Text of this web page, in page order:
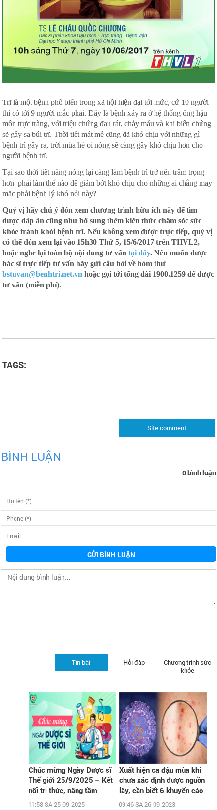
Trĩ là một bệnh phổ biến trong xã hội hiện đại tới mức, cứ 10 người
thì có tới 9 người mắc phải. Đây là bệnh xảy ra ở hệ thống ống hậu
môn trực tràng, với triệu chứng đau rát, chảy máu và khi biến chứng
sẽ gây sa búi trĩ. Thời tiết mát mẻ cũng đã khó chịu với những gì
bệnh trĩ gây ra, trời mùa hè oi nóng sẽ càng gây khó chịu hơn cho
người bệnh trĩ.
Tại sao thời tiết nắng nóng lại càng làm bệnh trĩ trở nên trầm trọng
hơn, phải làm thế nào để giảm bớt khó chịu cho những ai chẳng may
mắc phải bệnh lý khó nói này?
Quý vị hãy chú ý đón xem chương trình hữu ích này để tìm
được đáp án cũng như bổ sung thêm kiến thức chăm sóc sức
khỏe tránh khỏi bệnh trĩ. Nếu không xem được trực tiếp, quý vị
có thể đón xem lại vào 15h30 Thứ 5, 15/6/2017 trên THVL2,
hoặc nghe lại toàn bộ nội dung tư vấn tại đây. Nếu muốn được
bác sĩ trực tiếp tư vấn hãy gửi câu hỏi về hòm thư
bstuvan@benhtri.net.vn hoặc gọi tới tổng đài 1900.1259 để được
tư vấn (miễn phí).
TAGS:
Site comment
BÌNH LUẬN
0 bình luận
GỬI BÌNH LUẬN
Chương trình sức
khỏe
Hỏi đáp
Tin bài
Chúc mừng Ngày Dược sĩ
Thế giới 25/9/2025 – Kết
nối tri thức, nâng tầm
chăm sóc sức khỏe cộng
11:58 SA 25-09-2025
Xuất hiện ca đậu mùa khỉ
chưa xác định được nguồn
lây, cần biết 6 khuyến cáo
phòng chống dịch của Bộ Y
09:46 SA 26-09-2023